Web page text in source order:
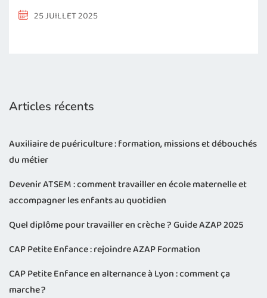
25 JUILLET 2025
Articles récents
Auxiliaire de puériculture : formation, missions et débouchés
du métier
Devenir ATSEM : comment travailler en école maternelle et
accompagner les enfants au quotidien
Quel diplôme pour travailler en crèche ? Guide AZAP 2025
CAP Petite Enfance : rejoindre AZAP Formation
CAP Petite Enfance en alternance à Lyon : comment ça
marche ?